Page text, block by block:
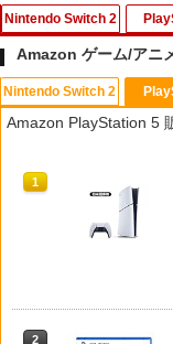
Nintendo Switch 2
1
1
1
1
Amazon ゲーム/アニ
Nintendo Switch 2
1
2
Amazon PlayStation 5
1
2